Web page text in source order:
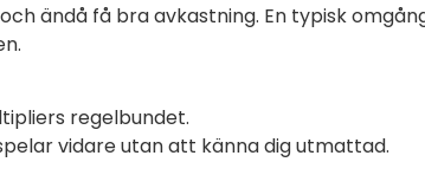
ändå få bra avkastning. En typisk
regelbundet.
vidare utan att känna dig utmattad.